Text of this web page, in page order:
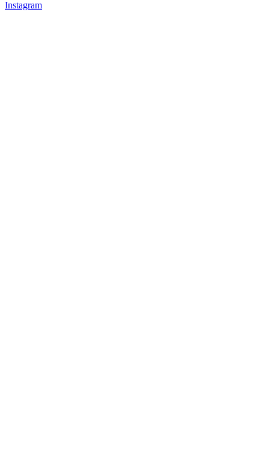
Instagram